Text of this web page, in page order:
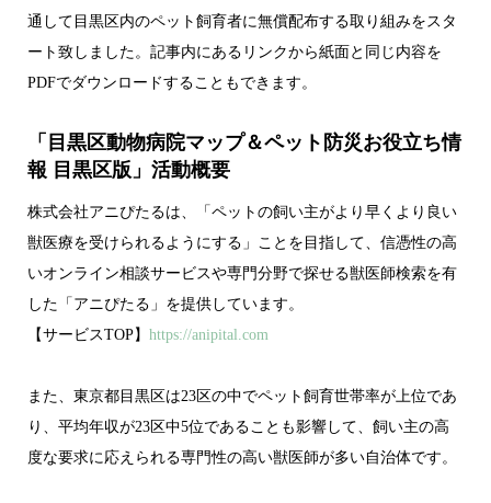
通して目黒区内のペット飼育者に無償配布する取り組みをスタ
ート致しました。記事内にあるリンクから紙面と同じ内容を
PDFでダウンロードすることもできます。
「目黒区動物病院マップ＆ペット防災お役立ち情
報 目黒区版」活動概要
株式会社アニぴたるは、「ペットの飼い主がより早くより良い
獣医療を受けられるようにする」ことを目指して、信憑性の高
いオンライン相談サービスや専門分野で探せる獣医師検索を有
した「アニぴたる」を提供しています。
【サービスTOP】 https://anipital.com
また、東京都目黒区は23区の中でペット飼育世帯率が上位であ
り、平均年収が23区中5位であることも影響して、飼い主の高
度な要求に応えられる専門性の高い獣医師が多い自治体です。